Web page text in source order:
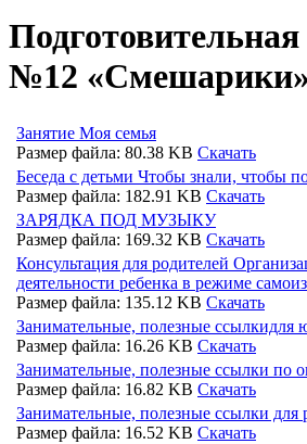
№12
Занятие Моя семья
Размер файла: 80.38 KB Скачать
Беседа с детьми Чтобы знали, чтобы
Размер файла: 182.91 KB Скачать
ЗАРЯДКА ПОД МУЗЫКУ
Размер файла: 169.32 KB Скачать
Консультация для родителей
деятельности ребенка в режиме
Размер файла: 135.12 KB Скачать
Занимательные, полезные ссылкидля
Размер файла: 16.26 KB Скачать
Занимательные, полезные ссылки по
Размер файла: 16.82 KB Скачать
Занимательные, полезные ссылки для
Размер файла: 16.52 KB Скачать